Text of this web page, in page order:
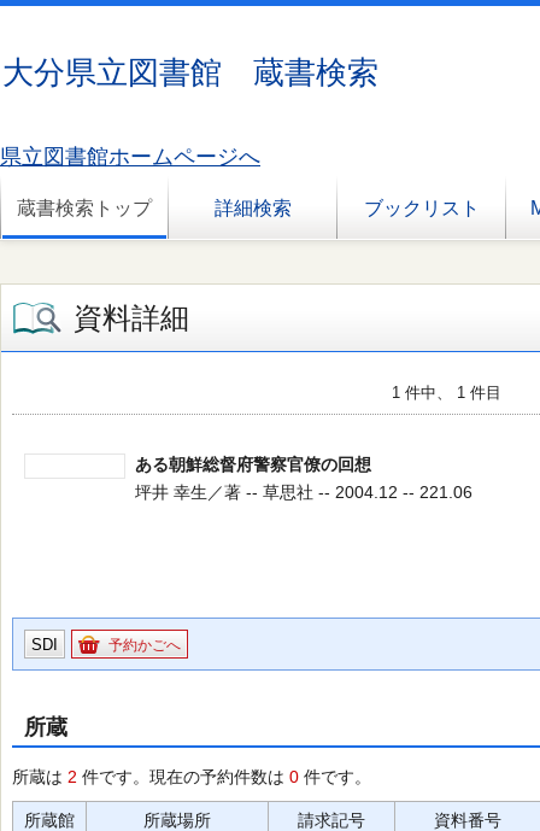
大分県立図書館 蔵書検索
県立図書館ホームページへ
蔵書検索トップ 詳細検索 ブックリスト
資料詳細
1 件中、 1 件目
ある朝鮮総督府警察官僚の回想
坪井 幸生／著 -- 草思社 -- 2004.12 -- 221.06
SDI 予約かごへ
所蔵
所蔵は 2 件です。現在の予約件数は 0 件です。
所蔵館 所蔵場所 請求記号 資料番号